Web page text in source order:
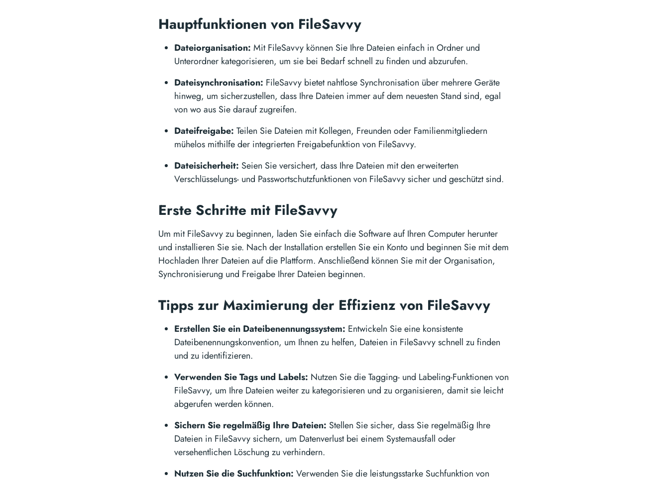
Hauptfunktionen von FileSavvy
Dateiorganisation: Mit FileSavvy können Sie Ihre Dateien einfach in Ordner und
Unterordner kategorisieren, um sie bei Bedarf schnell zu finden und abzurufen.
Dateisynchronisation: FileSavvy bietet nahtlose Synchronisation über mehrere Geräte
hinweg, um sicherzustellen, dass Ihre Dateien immer auf dem neuesten Stand sind, egal
von wo aus Sie darauf zugreifen.
Dateifreigabe: Teilen Sie Dateien mit Kollegen, Freunden oder Familienmitgliedern
mühelos mithilfe der integrierten Freigabefunktion von FileSavvy.
Dateisicherheit: Seien Sie versichert, dass Ihre Dateien mit den erweiterten
Verschlüsselungs- und Passwortschutzfunktionen von FileSavvy sicher und geschützt sind.
Erste Schritte mit FileSavvy
Um mit FileSavvy zu beginnen, laden Sie einfach die Software auf Ihren Computer herunter
und installieren Sie sie. Nach der Installation erstellen Sie ein Konto und beginnen Sie mit dem
Hochladen Ihrer Dateien auf die Plattform. Anschließend können Sie mit der Organisation,
Synchronisierung und Freigabe Ihrer Dateien beginnen.
Tipps zur Maximierung der Effizienz von FileSavvy
Erstellen Sie ein Dateibenennungssystem: Entwickeln Sie eine konsistente
Dateibenennungskonvention, um Ihnen zu helfen, Dateien in FileSavvy schnell zu finden
und zu identifizieren.
Verwenden Sie Tags und Labels: Nutzen Sie die Tagging- und Labeling-Funktionen von
FileSavvy, um Ihre Dateien weiter zu kategorisieren und zu organisieren, damit sie leicht
abgerufen werden können.
Sichern Sie regelmäßig Ihre Dateien: Stellen Sie sicher, dass Sie regelmäßig Ihre
Dateien in FileSavvy sichern, um Datenverlust bei einem Systemausfall oder
versehentlichen Löschung zu verhindern.
Nutzen Sie die Suchfunktion: Verwenden Sie die leistungsstarke Suchfunktion von